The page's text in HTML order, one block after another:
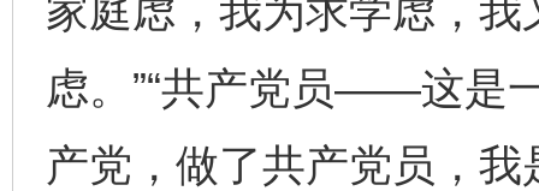
家庭虑，我为求学虑，
虑。”“共产党员——这是
产党，做了共产党员，